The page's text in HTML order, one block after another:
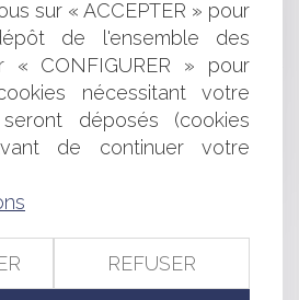
DE PROPAGANDE ÉLECTORALE
D'UN ÉLU ET INÉLIGIBILITÉ
POUR FAUTE GRAVE ET
FAUTE LOURDE
CONTRACTUELLE DU SOUS-
ET AFFOUILLEMENTS SOUMIS À
248 250 251
sur « ACCEPTER » pour
de l'ensemble des
« CONFIGURER » pour
nécessitant votre
déposés (cookies
de continuer votre
REFUSER